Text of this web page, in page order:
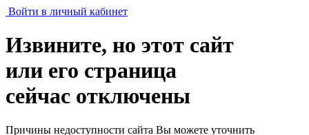
Войти в личный кабинет
Извините, но этот сайт
или его страница
сейчас отключены
Причины недоступности сайта Вы можете уточнить